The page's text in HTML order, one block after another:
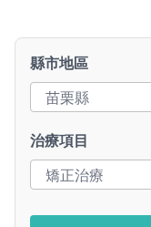
縣市地區
治療項目